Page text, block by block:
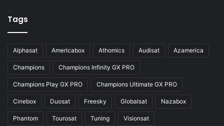
Azbox Like
Azfox
Azgold
Azplus
Azsat
Tags
Alphasat Americabox Athomics Audisat Azamerica
Champions Champions Infinity GX PRO
Champions Play GX PRO Champions Ultimate GX PRO
Cinebox Duosat Freesky Globalsat Nazabox
Phantom Tourosat Tuning Visionsat